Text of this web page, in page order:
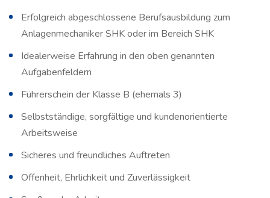
Erfolgreich abgeschlossene Berufsausbildung zum
Anlagenmechaniker SHK oder im Bereich SHK
Idealerweise Erfahrung in den oben genannten
Aufgabenfeldern
Führerschein der Klasse B (ehemals 3)
Selbstständige, sorgfältige und kundenorientierte
Arbeitsweise
Sicheres und freundliches Auftreten
Offenheit, Ehrlichkeit und Zuverlässigkeit